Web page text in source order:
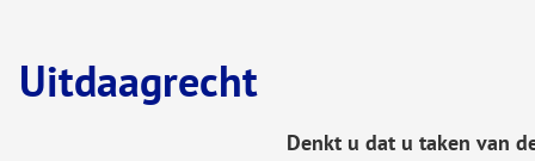
Uitdaagrecht
Denkt u dat u taken van